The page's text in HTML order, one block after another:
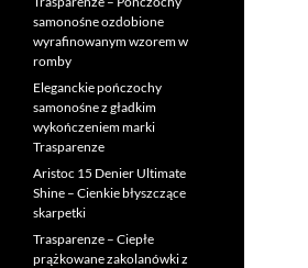
samonośne ozdobione
wyrafinowanym wzorem w
romby
Eleganckie pończochy
samonośne z gładkim
wykończeniem marki
Trasparenze
Aristoc 15 Denier Ultimate
Shine – Cienkie błyszczące
skarpetki
Trasparenze – Ciepłe
prążkowane zakolanówki z